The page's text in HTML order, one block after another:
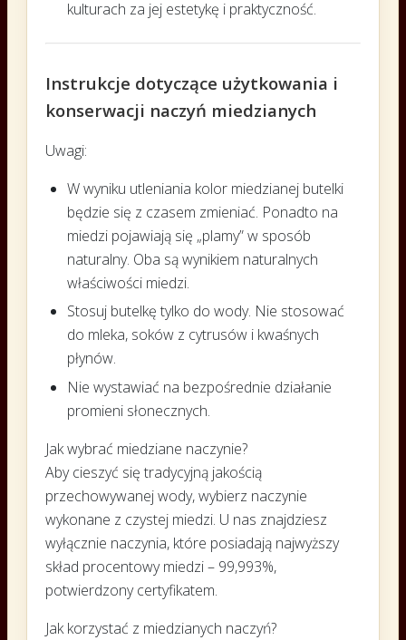
kulturach za jej estetykę i praktyczność.
Instrukcje dotyczące użytkowania i
konserwacji naczyń miedzianych
Uwagi:
W wyniku utleniania kolor miedzianej butelki
będzie się z czasem zmieniać. Ponadto na
miedzi pojawiają się „plamy” w sposób
naturalny. Oba są wynikiem naturalnych
właściwości miedzi.
Stosuj butelkę tylko do wody. Nie stosować
do mleka, soków z cytrusów i kwaśnych
płynów.
Nie wystawiać na bezpośrednie działanie
promieni słonecznych.
Jak wybrać miedziane naczynie?
Aby cieszyć się tradycyjną jakością
przechowywanej wody, wybierz naczynie
wykonane z czystej miedzi. U nas znajdziesz
wyłącznie naczynia, które posiadają najwyższy
skład procentowy miedzi – 99,993%,
potwierdzony certyfikatem.
Jak korzystać z miedzianych naczyń?